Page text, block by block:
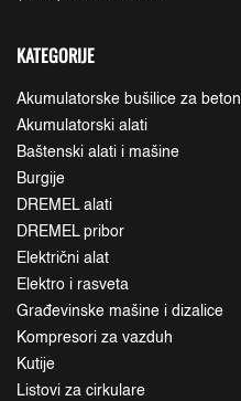
KATEGORIJE
Akumulatorske bušilice za beton
Akumulatorski alati
Baštenski alati i mašine
Burgije
DREMEL alati
DREMEL pribor
Električni alat
Elektro i rasveta
Građevinske mašine i dizalice
Kompresori za vazduh
Kutije
Listovi za cirkulare